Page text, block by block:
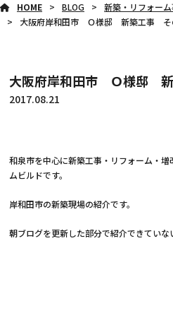
HOME BLOG
新築・リフォー
大阪府岸和田市 Ｏ様邸 新築工事
大阪府岸和田市 Ｏ様邸
2017.08.21
和泉市を中心に新築工事・リフォーム・
ムビルドです。
岸和田市の新築現場の紹介です。
朝ブログを更新した部分で紹介できていな